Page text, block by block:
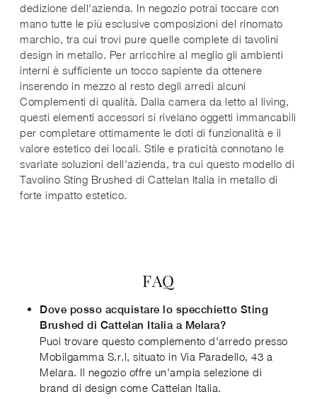
dedizione dell'azienda. In negozio potrai toccare con
mano tutte le più esclusive composizioni del rinomato
marchio, tra cui trovi pure quelle complete di tavolini
design in metallo. Per arricchire al meglio gli ambienti
interni è sufficiente un tocco sapiente da ottenere
inserendo in mezzo al resto degli arredi alcuni
Complementi di qualità. Dalla camera da letto al living,
questi elementi accessori si rivelano oggetti immancabili
per completare ottimamente le doti di funzionalità e il
valore estetico dei locali. Stile e praticità connotano le
svariate soluzioni dell'azienda, tra cui questo modello di
Tavolino Sting Brushed di Cattelan Italia in metallo di
forte impatto estetico.
FAQ
Dove posso acquistare lo specchietto Sting
Brushed di Cattelan Italia a Melara?
Puoi trovare questo complemento d'arredo presso
Mobilgamma S.r.l, situato in Via Paradello, 43 a
Melara. Il negozio offre un'ampia selezione di
brand di design come Cattelan Italia.